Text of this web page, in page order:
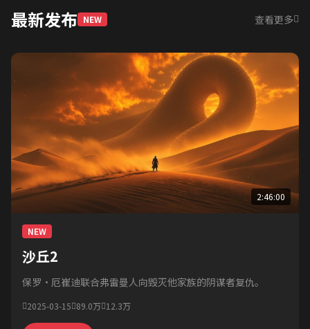
最新发布 NEW 查看更多
2:46:00
NEW
沙丘2
保罗·厄崔迪联合弗雷曼人向毁灭他家族的阴谋者复仇。
2025-03-15 89.0万 12.3万